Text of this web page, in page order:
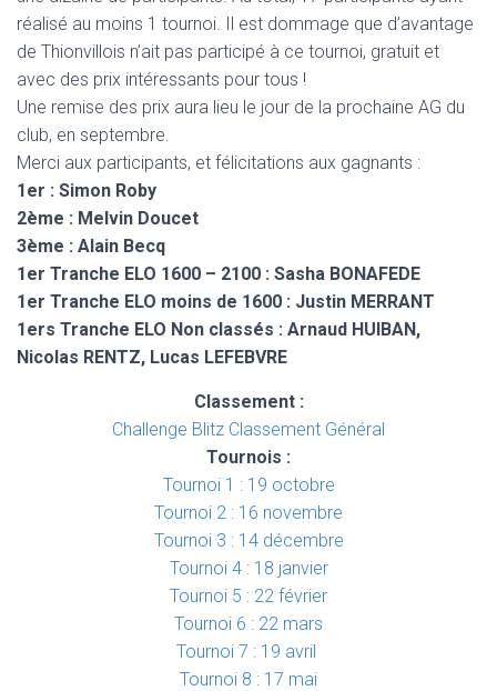
réalisé au moins 1 tournoi. Il est dommage que d’avantage
de Thionvillois n’ait pas participé à ce tournoi, gratuit et
avec des prix intéressants pour tous !
Une remise des prix aura lieu le jour de la prochaine AG du
club, en septembre.
Merci aux participants, et félicitations aux gagnants :
1er : Simon Roby
2ème : Melvin Doucet
3ème : Alain Becq
1er Tranche ELO 1600 – 2100 : Sasha BONAFEDE
1er Tranche ELO moins de 1600 : Justin MERRANT
1ers Tranche ELO Non classés : Arnaud HUIBAN,
Nicolas RENTZ, Lucas LEFEBVRE
Classement :
Challenge Blitz Classement Général
Tournois :
Tournoi 1 : 19 octobre
Tournoi 2 : 16 novembre
Tournoi 3 : 14 décembre
Tournoi 4 : 18 janvier
Tournoi 5 : 22 février
Tournoi 6 : 22 mars
Tournoi 7 : 19 avril
Tournoi 8 : 17 mai